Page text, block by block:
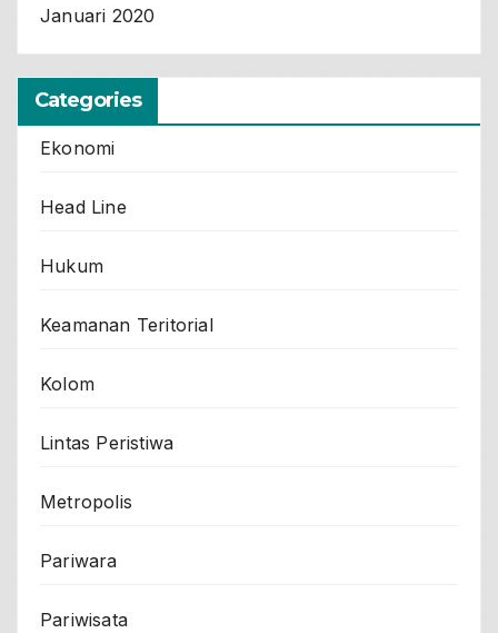
Januari 2020
Categories
Ekonomi
Head Line
Hukum
Keamanan Teritorial
Kolom
Lintas Peristiwa
Metropolis
Pariwara
Pariwisata